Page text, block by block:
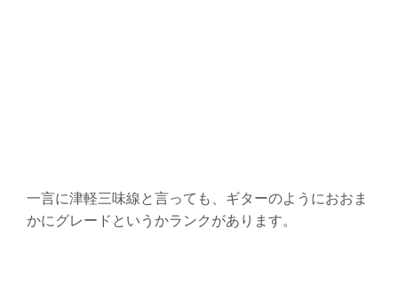
一言に津軽三味線と言っても、ギターのようにおおま
かにグレードというかランクがあります。